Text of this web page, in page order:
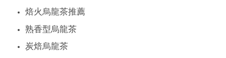
焙火烏龍茶推薦
熟香型烏龍茶
炭焙烏龍茶